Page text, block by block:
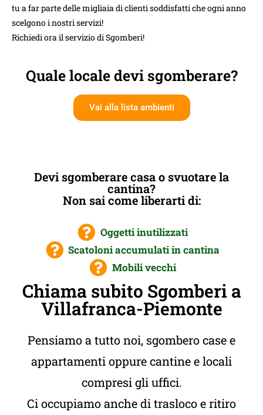
tu a far parte delle migliaia di clienti soddisfatti che ogni anno
scelgono i nostri servizi!
Richiedi ora il servizio di Sgomberi!
Quale locale devi sgomberare?
Vai alla lista ambienti
Devi sgomberare casa o svuotare la
cantina?
Non sai come liberarti di:
Oggetti inutilizzati
Scatoloni accumulati in cantina
Mobili vecchi
Chiama subito Sgomberi a
Villafranca-Piemonte
Pensiamo a tutto noi, sgombero case e
appartamenti oppure cantine e locali
compresi gli uffici.
Ci occupiamo anche di trasloco e ritiro